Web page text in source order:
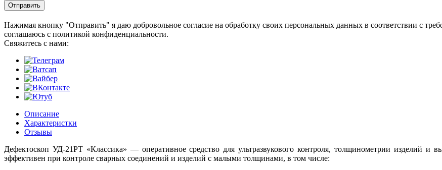
Отправить
Нажимая кнопку "Отправить" я даю добровольное согласие на обработку своих персональных данных в соответствии с
соглашаюсь с политикой конфиденциальности.
Cвяжитесь с нами:
Описание
Характеристки
Отзывы
Дефектоскоп УД-21РТ «Классика» — оперативное средство для ультразвукового контроля, толщинометрии изделий и
эффективен при контроле сварных соединений и изделий с малыми толщинами, в том числе: